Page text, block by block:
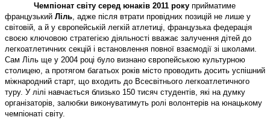
Чемпіонат світу серед юнаків 2011 року прийматиме
французький Ліль , адже після втрати провідних позицій не лише у
світовій, а й у європейській легкій атлетиці, французька федерація
своєю ключовою стратегією діяльності вважає залучення дітей до
легкоатлетичних секцій і встановлення повної взаємодії зі школами.
Сам Ліль ще у 2004 році було визнано європейською культурною
столицею, а протягом багатьох років місто проводить досить успішний
міжнародний старт, що входить до Всесвітнього легкоатлетичного
туру. У лілі навчається близько 150 тисяч студентів, які на думку
організаторів, залюбки виконуватимуть ролі волонтерів на юнацькому
чемпіонаті світу.